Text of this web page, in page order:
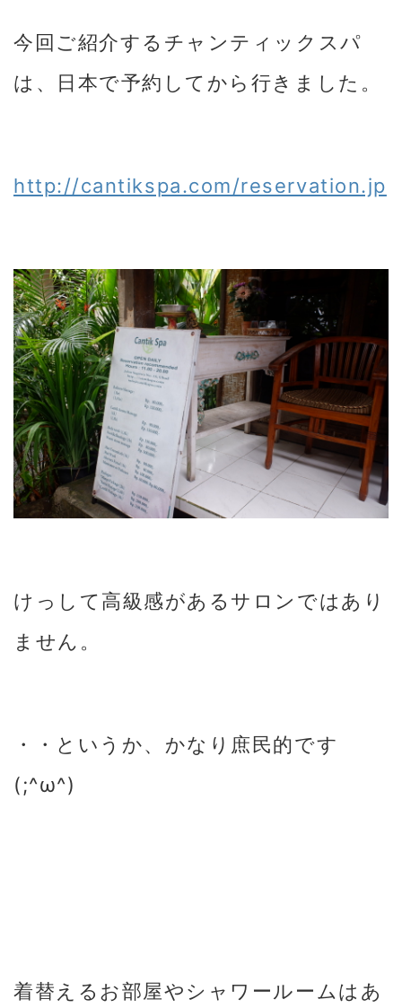
今回ご紹介するチャンティックスパ
は、日本で予約してから行きました。
http://cantikspa.com/reservation.jp
けっして高級感があるサロンではあり
ません。
・・というか、かなり庶民的です
(;^ω^)
着替えるお部屋やシャワールームはあ